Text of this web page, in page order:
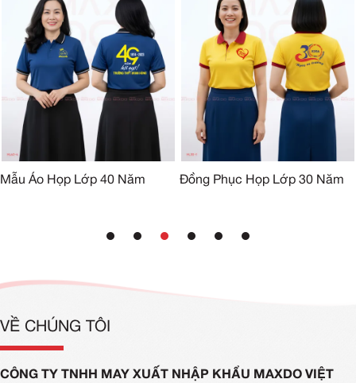
Mẫu Áo Họp Lớp 40 Năm Đồng Phục Họp Lớp 30 Năm
VỀ CHÚNG TÔI
CÔNG TY TNHH MAY XUẤT NHẬP KHẨU MAXDO VIỆT